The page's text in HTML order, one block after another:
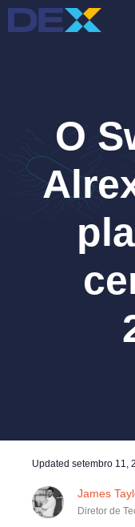
Pular
para
O
Updated setembro 11,
James
Diretor de